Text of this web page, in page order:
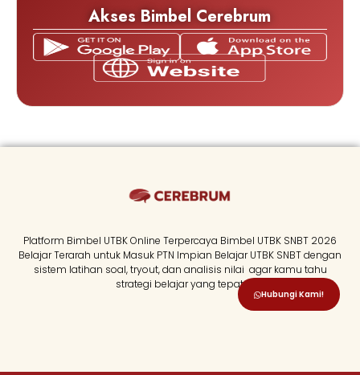
Akses Bimbel Cerebrum
Platform Bimbel UTBK Online Terpercaya Bimbel UTBK SNBT 2026
Belajar Terarah untuk Masuk PTN Impian Belajar UTBK SNBT dengan
sistem latihan soal, tryout, dan analisis nilai agar kamu tahu
strategi belajar yang tepat.
Hubungi Kami!